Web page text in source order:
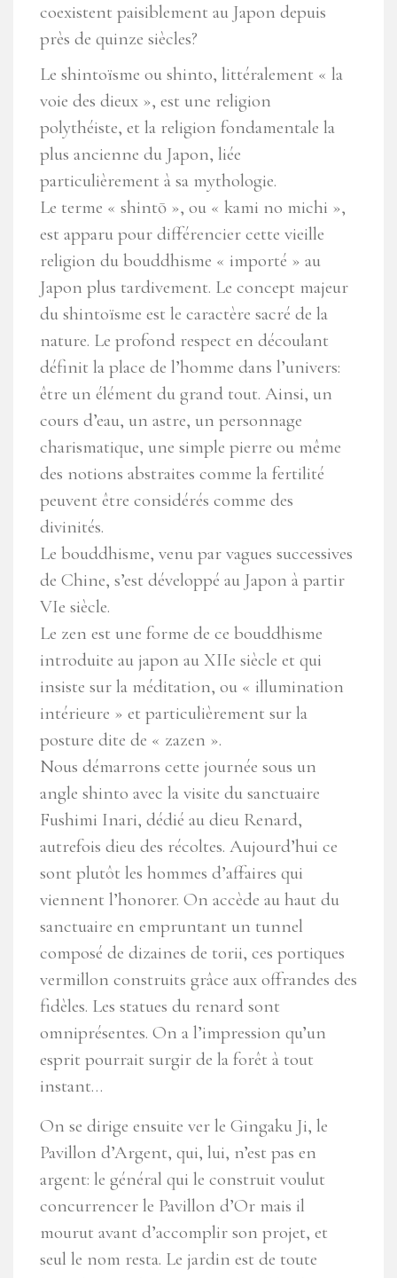
coexistent paisiblement au Japon depuis
près de quinze siècles?
Le shintoïsme ou shinto, littéralement « la
voie des dieux », est une religion
polythéiste, et la religion fondamentale la
plus ancienne du Japon, liée
particulièrement à sa mythologie.
Le terme « shintō », ou « kami no michi »,
est apparu pour différencier cette vieille
religion du bouddhisme « importé » au
Japon plus tardivement. Le concept majeur
du shintoïsme est le caractère sacré de la
nature. Le profond respect en découlant
définit la place de l’homme dans l’univers:
être un élément du grand tout. Ainsi, un
cours d’eau, un astre, un personnage
charismatique, une simple pierre ou même
des notions abstraites comme la fertilité
peuvent être considérés comme des
divinités.
Le bouddhisme, venu par vagues successives
de Chine, s’est développé au Japon à partir
VIe siècle.
Le zen est une forme de ce bouddhisme
introduite au japon au XIIe siècle et qui
insiste sur la méditation, ou « illumination
intérieure » et particulièrement sur la
posture dite de « zazen ».
Nous démarrons cette journée sous un
angle shinto avec la visite du sanctuaire
Fushimi Inari, dédié au dieu Renard,
autrefois dieu des récoltes. Aujourd’hui ce
sont plutôt les hommes d’affaires qui
viennent l’honorer. On accède au haut du
sanctuaire en empruntant un tunnel
composé de dizaines de torii, ces portiques
vermillon construits grâce aux offrandes des
fidèles. Les statues du renard sont
omniprésentes. On a l’impression qu’un
esprit pourrait surgir de la forêt à tout
instant…
On se dirige ensuite ver le Gingaku Ji, le
Pavillon d’Argent, qui, lui, n’est pas en
argent: le général qui le construit voulut
concurrencer le Pavillon d’Or mais il
mourut avant d’accomplir son projet, et
seul le nom resta. Le jardin est de toute